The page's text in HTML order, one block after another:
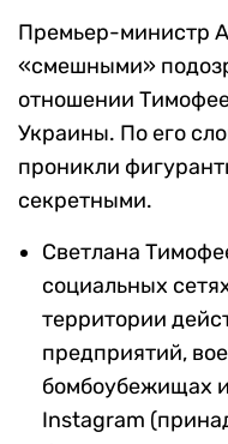
Премьер-министр
«смешными»
отношении
Украины. По его
проникли
секретными.
Светлана
социальных
территории
предприятий,
бомбоубежищах
Instagram